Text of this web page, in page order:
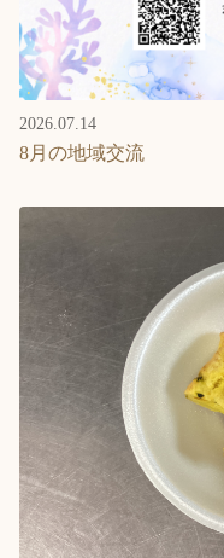
2026.07.14
8月の地域交流